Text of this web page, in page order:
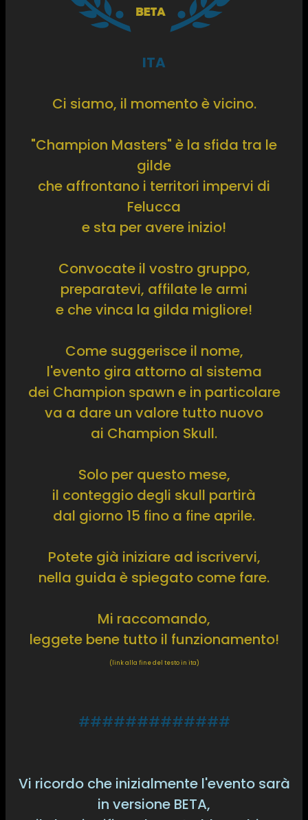
ITA
Ci siamo, il momento è vicino.
"Champion Masters" è la sfida tra le
gilde
che affrontano i territori impervi di
Felucca
e sta per avere inizio!
Convocate il vostro gruppo,
preparatevi, affilate le armi
e che vinca la gilda migliore!
Come suggerisce il nome,
l'evento gira attorno al sistema
dei Champion spawn e in particolare
va a dare un valore tutto nuovo
ai Champion Skull.
Solo per questo mese,
il conteggio degli skull partirà
dal giorno 15 fino a fine aprile.
Potete già iniziare ad iscrivervi,
nella guida è spiegato come fare.
Mi raccomando,
leggete bene tutto il funzionamento!
(link alla fine del testo in ita)
#############
Vi ricordo che inizialmente l'evento sarà
in versione BETA,